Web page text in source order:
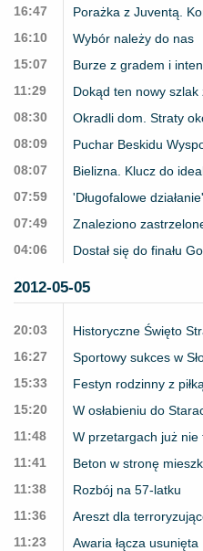
16:47
Porażka z Juventą.
16:10
Wybór należy do nas
15:07
Burze z gradem i
11:29
Dokąd ten nowy
08:30
Okradli dom. Straty
08:09
Puchar Beskidu
08:07
Bielizna. Klucz do
07:59
'Długofalowe
07:49
Znaleziono
04:06
Dostał się do finału
2012-05-05
20:03
Historyczne Święto
16:27
Sportowy sukces w
15:33
Festyn rodzinny z
15:20
W osłabieniu do
11:48
W przetargach już nie
11:41
Beton w stronę
11:38
Rozbój na 57-latku
11:36
Areszt dla
11:23
Awaria łącza usunięta